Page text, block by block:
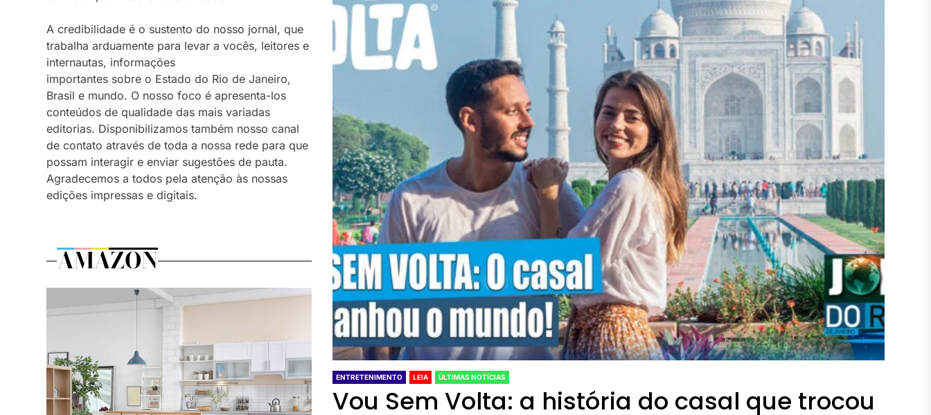
ENTRETENIMENTO LEIA ÚLTIMAS NOTÍCIAS
Vou Sem Volta: a história do casal que trocou
A credibilidade é o sustento do nosso jornal, que
trabalha arduamente para levar a vocês, leitores e
internautas, informações
importantes sobre o Estado do Rio de Janeiro,
Brasil e mundo. O nosso foco é apresenta-los
conteúdos de qualidade das mais variadas
editorias. Disponibilizamos também nosso canal
de contato através de toda a nossa rede para que
possam interagir e enviar sugestões de pauta.
Agradecemos a todos pela atenção às nossas
edições impressas e digitais.
AMAZON